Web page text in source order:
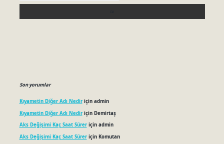
Son yorumlar
Kıyametin Diğer Adı Nediriçin admin
Kıyametin Diğer Adı Nediriçin Demirtaş
Aks Değişimi Kaç Saat Süreriçin admin
Aks Değişimi Kaç Saat Süreriçin Komutan